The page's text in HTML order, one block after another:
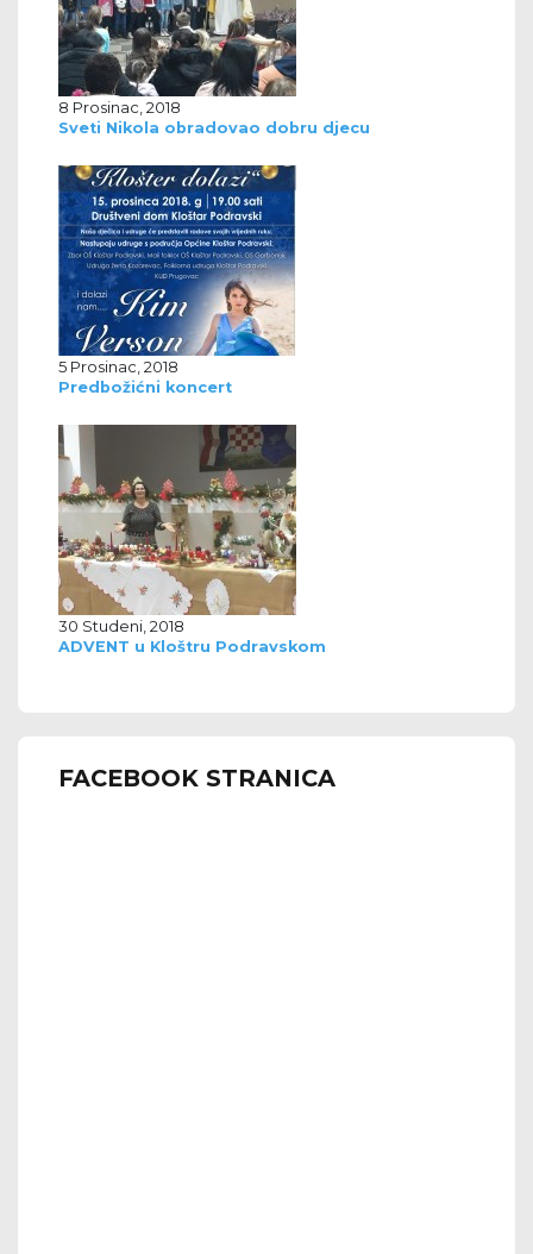
8 Prosinac, 2018
Sveti Nikola obradovao dobru djecu
5 Prosinac, 2018
Predbožićni koncert
30 Studeni, 2018
ADVENT u Kloštru Podravskom
FACEBOOK STRANICA